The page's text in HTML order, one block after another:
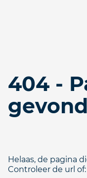
404 -
Helaas, de pagina
Controleer de url of: